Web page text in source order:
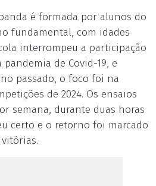
é formada por alunos do
fundamental, com idades
interrompeu a participação
de Covid-19, e
passado, o foco foi na
de 2024. Os ensaios
semana, durante duas horas
certo e o retorno foi marcado